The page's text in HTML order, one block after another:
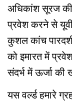
अधिकांश सूरज की
प्रवेश करने से
कुशल कांच
को इमारत में
संदर्भ में ऊर्जा
यस वर्ल्ड हमारे